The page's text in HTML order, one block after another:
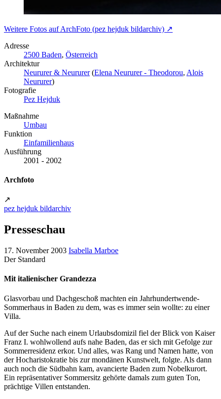
Weitere Fotos auf ArchFoto (pez hejduk bildarchiv) ↗
Adresse
2500 Baden, Österreich
Architektur
Neururer & Neururer(Elena Neururer - Theodorou, Alois
Neururer)
Fotografie
Pez Hejduk
Maßnahme
Umbau
Funktion
Einfamilienhaus
Ausführung
2001 - 2002
Archfoto
↗
pez hejduk bildarchiv
Presseschau
17. November 2003 Isabella Marboe
Der Standard
Mit italienischer Grandezza
Glasvorbau und Dachgeschoß machten ein Jahrhundertwende-
Sommerhaus in Baden zu dem, was es immer sein wollte: zu einer
Villa.
Auf der Suche nach einem Urlaubsdomizil fiel der Blick von Kaiser
Franz I. wohlwollend aufs nahe Baden, das er sich mit Gefolge zur
Sommerresidenz erkor. Und alles, was Rang und Namen hatte, von
der Hocharistokratie bis zur mondänen Kunstwelt, folgte. Als dann
auch noch die Südbahn kam, avancierte Baden zum Nobelkurort.
Ein repräsentativer Sommersitz gehörte damals zum guten Ton,
prächtige Villen entstanden.